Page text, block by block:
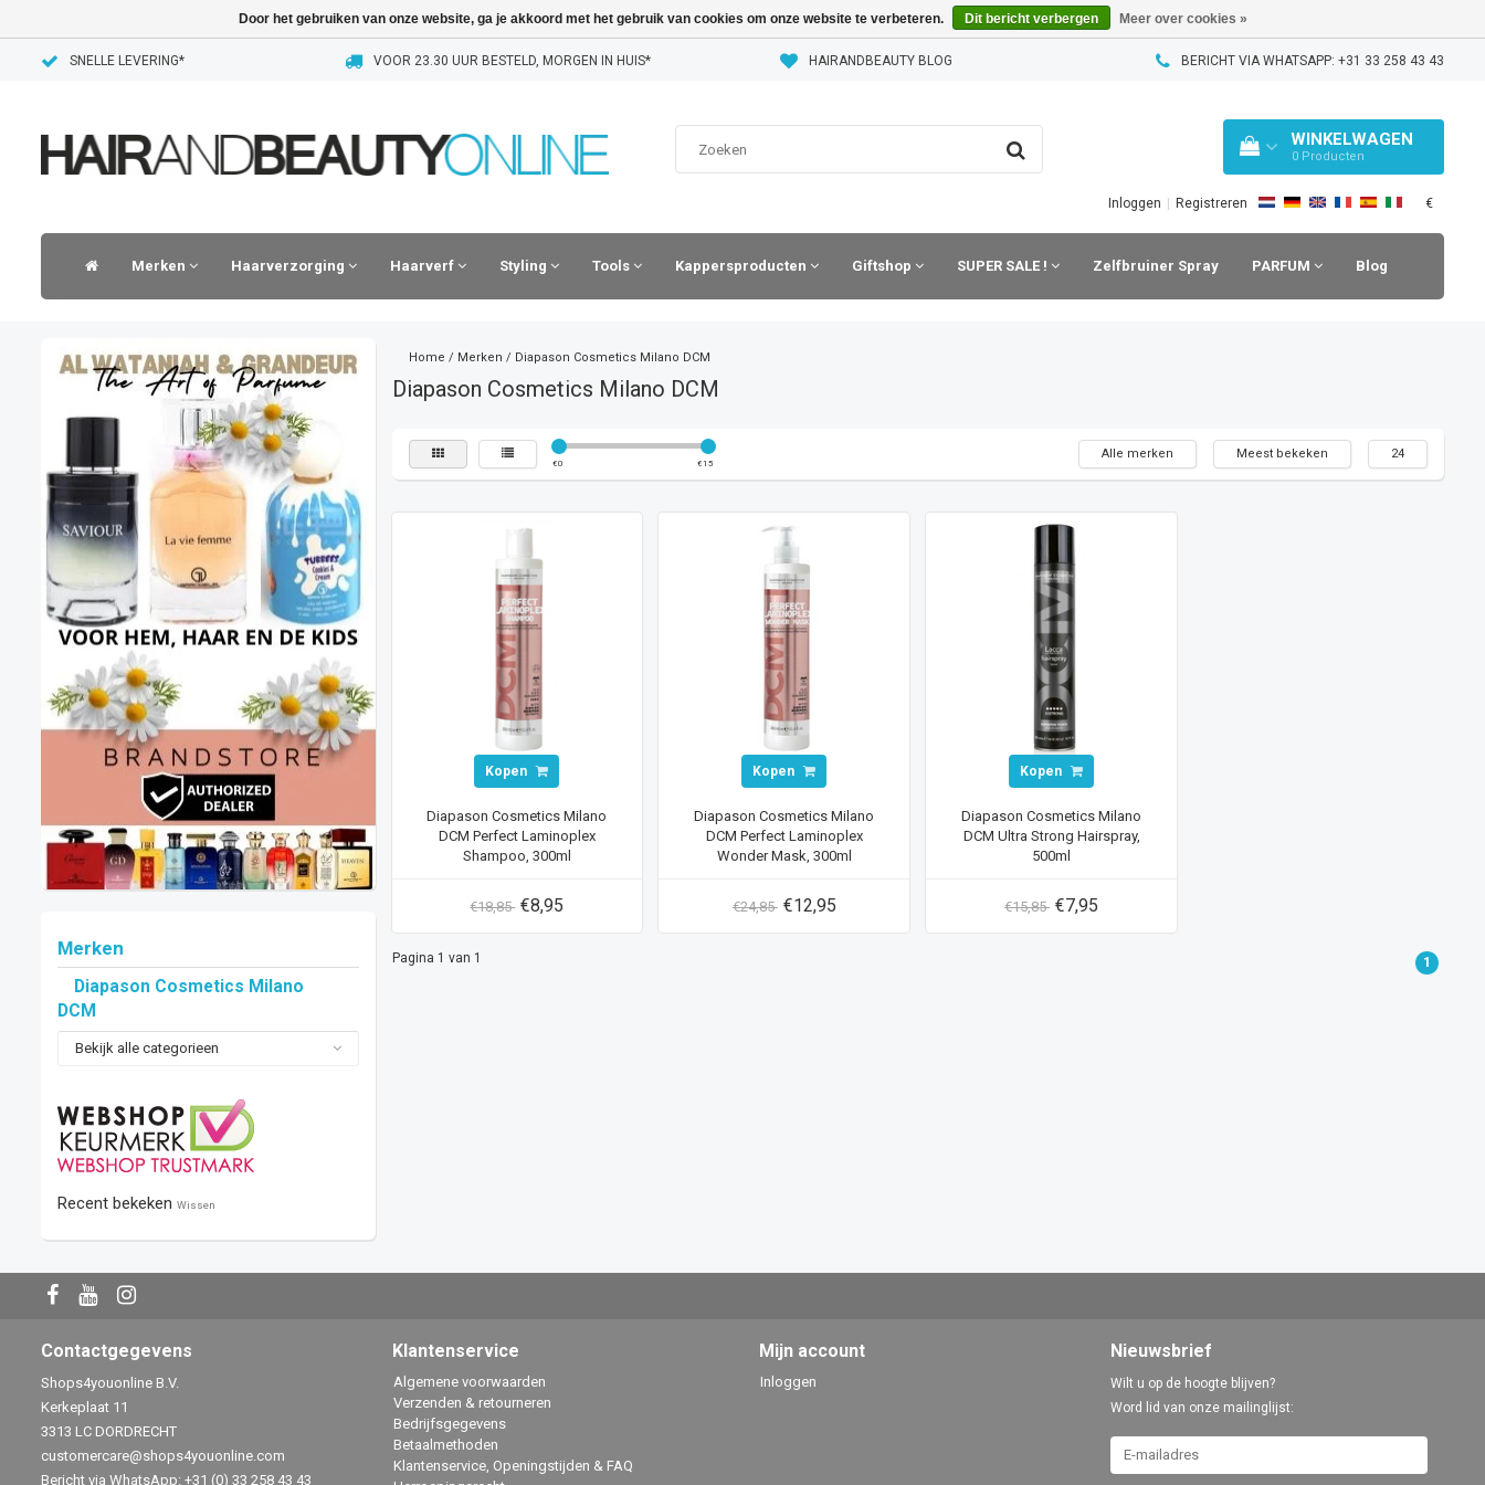
SNELLE LEVERING* VOOR 23.30 UUR BESTELD, MORGEN IN HUIS* HAIRANDBEAUTY BLOG BERICHT VIA WHATSAPP: +31 33 258 43 43
WINKELWAGEN
0 Producten
Inloggen Registreren €
Merken Haarverzorging Haarverf Styling Tools Kappersproducten Giftshop SUPER SALE ! Zelfbruiner Spray PARFUM Blog
Merken
Diapason Cosmetics Milano
DCM
Bekijk alle categorieen
Recent bekeken Wissen
Home / Merken / Diapason Cosmetics Milano DCM
Diapason Cosmetics Milano DCM
€0 €15
Alle merken Meest bekeken 24
Kopen
Diapason Cosmetics Milano
DCM Perfect Laminoplex
Shampoo, 300ml
€18,85 €8,95
Kopen
Diapason Cosmetics Milano
DCM Perfect Laminoplex
Wonder Mask, 300ml
€24,85 €12,95
Kopen
Diapason Cosmetics Milano
DCM Ultra Strong Hairspray,
500ml
€15,85 €7,95
Pagina 1 van 1 1
Contactgegevens
Shops4youonline B.V.
Kerkeplaat 11
3313 LC DORDRECHT
customercare@shops4youonline.com
Bericht via WhatsApp: +31 (0) 33 258 43 43
Klantenservice
Algemene voorwaarden
Verzenden & retourneren
Bedrijfsgegevens
Betaalmethoden
Klantenservice, Openingstijden & FAQ
Mijn account
Inloggen
Nieuwsbrief
Wilt u op de hoogte blijven?
Word lid van onze mailinglijst:
Door het gebruiken van onze website, ga je akkoord met het gebruik van cookies om onze website te verbeteren. Dit bericht verbergen Meer over cookies »